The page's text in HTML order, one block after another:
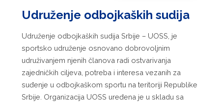
Udruženje odbojkaških sudija
Udruženje odbojkaških sudija Srbije – UOSS, je
sportsko udruženje osnovano dobrovoljnim
udruživanjem njenih članova radi ostvarivanja
zajedničkih ciljeva, potreba i interesa vezanih za
suđenje u odbojkaškom sportu na teritoriji Republike
Srbije. Organizacija UOSS uređena je u skladu sa